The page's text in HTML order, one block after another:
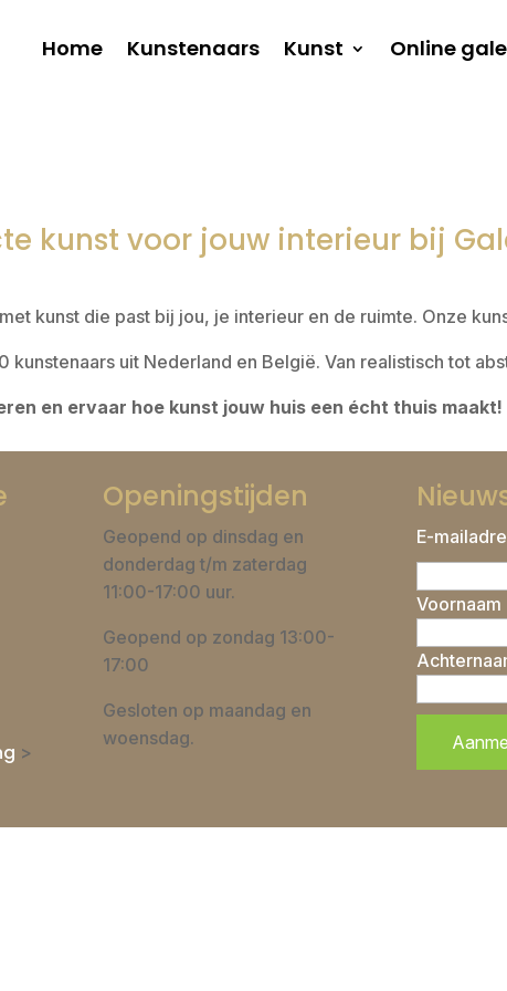
Home Kunstenaars Kunst Online
kunst voor jouw interieur bij
kunst die past bij jou, je interieur en de ruimte. Onze
kunstenaars uit Nederland en België. Van realistisch tot
en ervaar hoe kunst jouw huis een écht thuis maakt!
>
Openingstijden
Geopend op dinsdag en
donderdag t/m zaterdag
11:00-17:00 uur.
Geopend op zondag 13:00-
17:00
Gesloten op maandag en
woensdag.
E-
Voornaam